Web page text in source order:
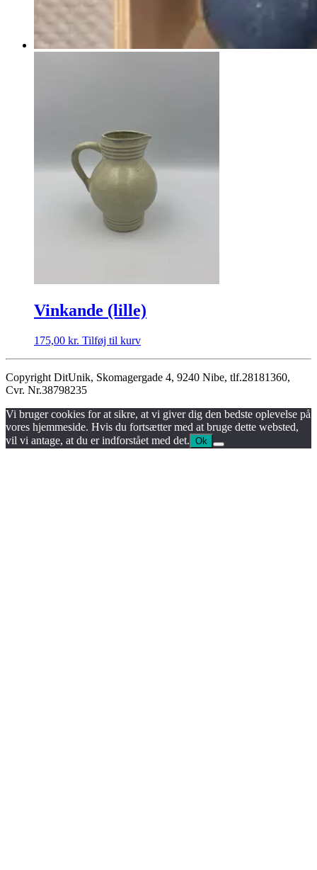
Vinkande (lille)
175,00 kr. Tilføj til kurv
Copyright DitUnik, Skomagergade 4, 9240 Nibe, tlf.28181360,
Cvr. Nr.38798235
Vi bruger cookies for at sikre, at vi giver dig den bedste oplevelse på
vores hjemmeside. Hvis du fortsætter med at bruge dette websted,
vil vi antage, at du er indforstået med det. Ok